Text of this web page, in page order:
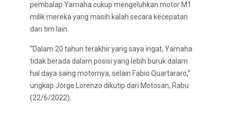
pembalap Yamaha cukup mengeluhkan motor M1
milik mereka yang masih kalah secara kecepatan
dari tim lain.
“Dalam 20 tahun terakhir yang saya ingat, Yamaha
tidak berada dalam posisi yang lebih buruk dalam
hal daya saing motornya, selain Fabio Quartararo,”
ungkap Jorge Lorenzo dikutip dari Motosan, Rabu
(22/6/2022).